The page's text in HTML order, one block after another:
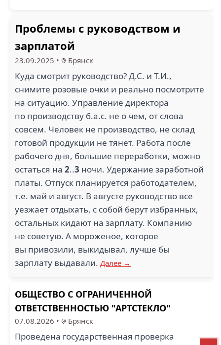
Проблемы с руководством и
зарплатой
23.09.2025 • Брянск
Куда смотрит руководство? Д.С. и Т.И.,
снимите розовые очки и реально посмотрите
на ситуацию. Управление директора
по производству б.а.с. не о чем, от слова
совсем. Человек не производство, не склад
готовой продукции не тянет. Работа после
рабочего дня, большие переработки, можно
остаться на 2..3 ночи. Удержание заработной
платы. Отпуск планируется работодателем,
т.е. май и август. В августе руководство все
уезжает отдыхать, с собой берут избранных,
остальных кидают на зарплату. Компанию
не советую. А мороженое, которое
вы привозили, выкидывал, лучше бы
зарплату выдавали. Далее →
ОБЩЕСТВО С ОГРАНИЧЕННОЙ
ОТВЕТСТВЕННОСТЬЮ "АРТСТЕКЛО"
07.08.2026 • Брянск
Проведена государственная проверка